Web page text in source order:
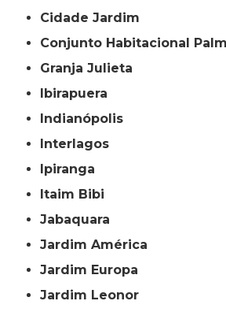
Cidade Jardim
Conjunto Habitacional
Granja Julieta
Ibirapuera
Indianópolis
Interlagos
Ipiranga
Itaim Bibi
Jabaquara
Jardim América
Jardim Europa
Jardim Leonor